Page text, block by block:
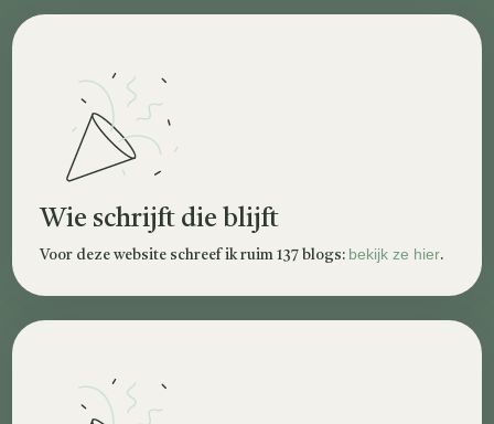
Wie schrijft die blijft
Voor deze website schreef ik ruim 137 blogs: bekijk ze hier.